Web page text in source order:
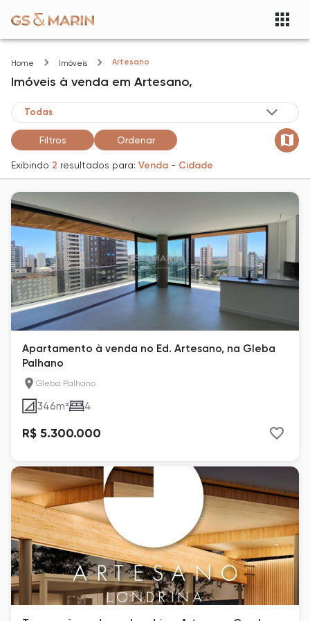
Home Imóveis Artesano
Imóveis à venda em Artesano,
Filtros Ordenar
Exibindo 2 resultados para: Venda - Cidade
Apartamento à venda no Ed. Artesano, na Gleba
Palhano
Gleba Palhano
346m² 4
R$ 5.300.000